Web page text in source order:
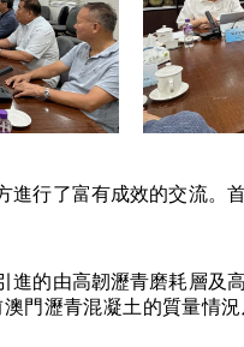
進行了富有成效的交流。
的由高韌瀝青磨耗層及
門瀝青混凝土的質量情